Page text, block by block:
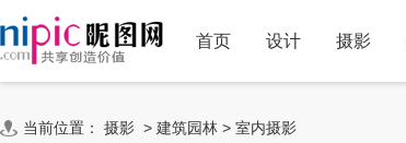
首页 设计 摄影
当前位置： 摄影 > 建筑园林 > 室内摄影